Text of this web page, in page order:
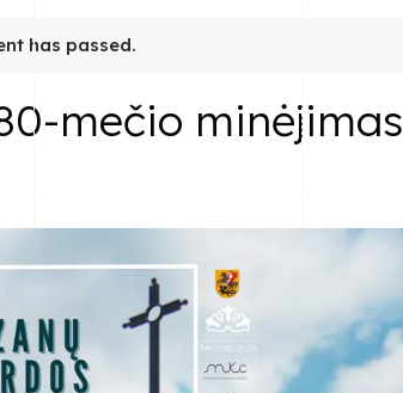
has passed.
mečio minėjimas